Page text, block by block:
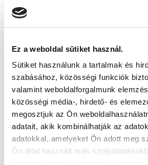
Ez a weboldal sütiket használ.
Sütiket használunk a tartalmak és
szabásához, közösségi funkciók
valamint weboldalforgalmunk
közösségi média-, hirdető- és
megosztjuk az Ön
adatait, akik kombinálhatják az
adatokkal, amelyeket Ön adott meg
Ön által használt más